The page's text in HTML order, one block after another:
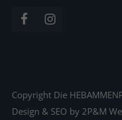
Copyright Die
Design & SEO by 2P&M